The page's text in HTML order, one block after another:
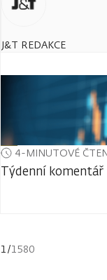
J&T REDAKCE
4-MINUTOVÉ
Týdenní komentář
1/1580